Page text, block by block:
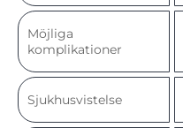
Möjliga
komplikationer
Sjukhusvistelse